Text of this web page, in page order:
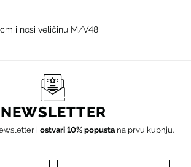
i nosi veličinu M/V48
NEWSLETTER
i ostvari 10% popustana prvu kupnju.